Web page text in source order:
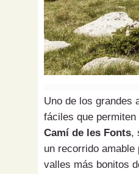
Uno de los grandes
fáciles que
Camí de les Fonts,
un recorrido amable
valles más bonitos